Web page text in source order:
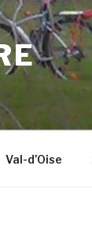
Val-d’Oise